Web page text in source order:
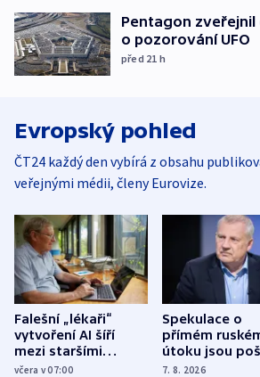
Pentagon
o pozorování UFO
před 21 h
Evropský pohled
ČT24 každý den vybírá z obsahu
veřejnými médii, členy Eurovize.
Falešní „lékaři“
vytvoření AI šíří
mezi staršími
Poláky nebezpečné
včera v 07:00
Spekulace o
přímém
útoku jsou
míní estonský
7. 8. 2026